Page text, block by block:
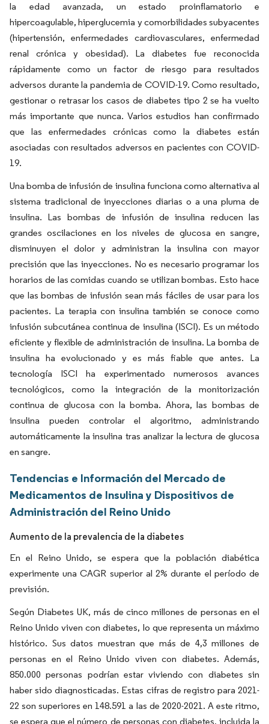
la edad avanzada, un estado proinflamatorio e
hipercoagulable, hiperglucemia y comorbilidades subyacentes
(hipertensión, enfermedades cardiovasculares, enfermedad
renal crónica y obesidad). La diabetes fue reconocida
rápidamente como un factor de riesgo para resultados
adversos durante la pandemia de COVID-19. Como resultado,
gestionar o retrasar los casos de diabetes tipo 2 se ha vuelto
más importante que nunca. Varios estudios han confirmado
que las enfermedades crónicas como la diabetes están
asociadas con resultados adversos en pacientes con COVID-
19.
Una bomba de infusión de insulina funciona como alternativa al
sistema tradicional de inyecciones diarias o a una pluma de
insulina. Las bombas de infusión de insulina reducen las
grandes oscilaciones en los niveles de glucosa en sangre,
disminuyen el dolor y administran la insulina con mayor
precisión que las inyecciones. No es necesario programar los
horarios de las comidas cuando se utilizan bombas. Esto hace
que las bombas de infusión sean más fáciles de usar para los
pacientes. La terapia con insulina también se conoce como
infusión subcutánea continua de insulina (ISCI). Es un método
eficiente y flexible de administración de insulina. La bomba de
insulina ha evolucionado y es más fiable que antes. La
tecnología ISCI ha experimentado numerosos avances
tecnológicos, como la integración de la monitorización
continua de glucosa con la bomba. Ahora, las bombas de
insulina pueden controlar el algoritmo, administrando
automáticamente la insulina tras analizar la lectura de glucosa
en sangre.
Tendencias e Información del Mercado de
Medicamentos de Insulina y Dispositivos de
Administración del Reino Unido
Aumento de la prevalencia de la diabetes
En el Reino Unido, se espera que la población diabética
experimente una CAGR superior al 2% durante el período de
previsión.
Según Diabetes UK, más de cinco millones de personas en el
Reino Unido viven con diabetes, lo que representa un máximo
histórico. Sus datos muestran que más de 4,3 millones de
personas en el Reino Unido viven con diabetes. Además,
850.000 personas podrían estar viviendo con diabetes sin
haber sido diagnosticadas. Estas cifras de registro para 2021-
22 son superiores en 148.591 a las de 2020-2021. A este ritmo,
se espera que el número de personas con diabetes, incluida la